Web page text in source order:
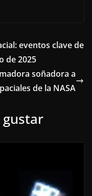
eventos clave de
de 2025
soñadora a
de la NASA